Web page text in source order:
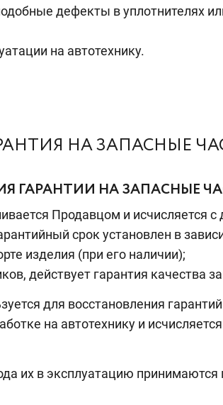
дефекты в уплотнителях
на автотехнику.
НА ЗАПАСНЫЕ
ГАРАНТИИ НА ЗАПАСНЫЕ
Продавцом и исчисляется
срок установлен в
изделия (при его наличии);
действует гарантия качества
для восстановления
на автотехнику и
их в эксплуатацию